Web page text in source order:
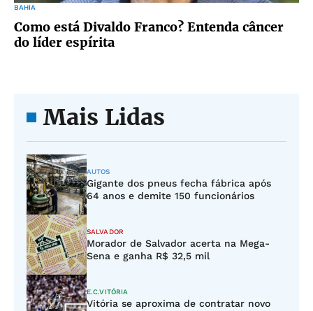
BAHIA
Como está Divaldo Franco? Entenda câncer
do líder espírita
Mais Lidas
AUTOS
Gigante dos pneus fecha fábrica após
64 anos e demite 150 funcionários
SALVADOR
Morador de Salvador acerta na Mega-
Sena e ganha R$ 32,5 mil
E.C.VITÓRIA
Vitória se aproxima de contratar novo